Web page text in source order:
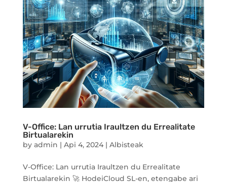
V-Office: Lan urrutia Iraultzen du Errealitate
Birtualarekin
by admin | Api 4, 2024| Albisteak
V-Office: Lan urrutia Iraultzen du Errealitate
Birtualarekin 🚀 HodeiCloud SL-en, etengabe ari